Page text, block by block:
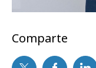
Comparte